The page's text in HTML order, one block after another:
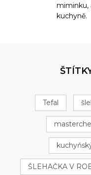
miminku,
kuchyně.
Tefal
ŠLEHAČKA V